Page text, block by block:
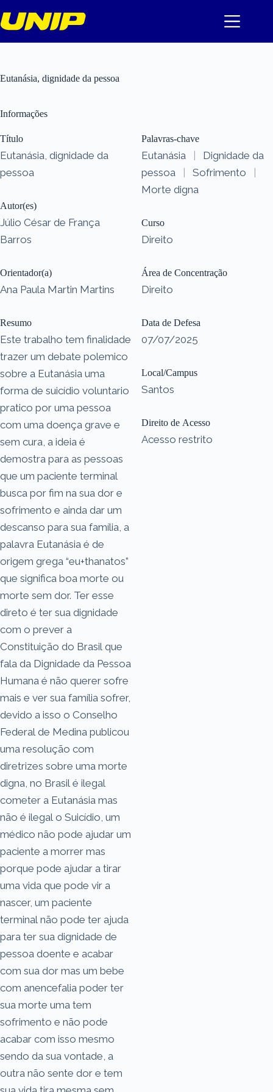
para
o
Eutanásia, dignidade da pessoa
Informações
Título
Eutanásia, dignidade da
pessoa
Autor(es)
Júlio César de França
Barros
Orientador(a)
Ana Paula Martin Martins
Resumo
Este trabalho tem finalidade
trazer um debate polemico
sobre a Eutanásia uma
forma de suicídio voluntario
pratico por uma pessoa
com uma doença grave e
sem cura, a ideia é
demostra para as pessoas
que um paciente terminal
busca por fim na sua dor e
sofrimento e ainda dar um
descanso para sua família, a
palavra Eutanásia é de
origem grega “eu+thanatos”
que significa boa morte ou
morte sem dor. Ter esse
direto é ter sua dignidade
com o prever a
Constituição do Brasil que
fala da Dignidade da Pessoa
Humana é não querer sofre
mais e ver sua família sofrer,
devido a isso o Conselho
Federal de Medina publicou
uma resolução com
diretrizes sobre uma morte
digna, no Brasil é ilegal
cometer a Eutanásia mas
não é ilegal o Suicídio, um
médico não pode ajudar um
paciente a morrer mas
porque pode ajudar a tirar
uma vida que pode vir a
nascer, um paciente
terminal não pode ter ajuda
para ter sua dignidade de
pessoa doente e acabar
com sua dor mas um bebe
com anencefalia poder ter
sua morte uma tem
sofrimento e não pode
acabar com isso mesmo
sendo da sua vontade, a
outra não sente dor e tem
Palavras-chave
Eutanásia |
Dignidade da
pessoa
| Sofrimento
|
Morte digna
Curso
Direito
Área de Concentração
Direito
Data de Defesa
07/07/2025
Local/Campus
Santos
Direito de Acesso
Acesso restrito